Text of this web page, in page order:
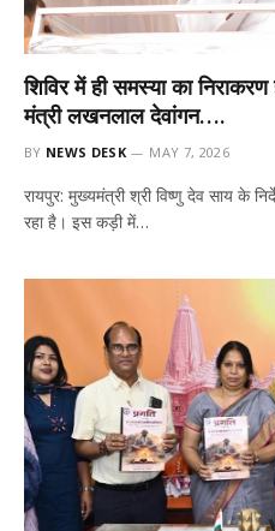
शिविर में ही समस्या का
मंत्री लखनलाल देवांगन….
BY NEWS DESK MAY 7, 2026
रायपुर: मुख्यमंत्री श्री विष्णु देव साय के
रहा है। इस कड़ी में…